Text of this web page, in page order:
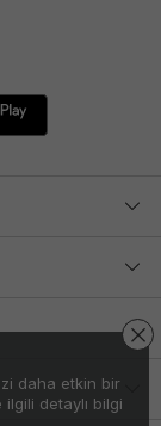
daha etkin bir
ilgili detaylı bilgi